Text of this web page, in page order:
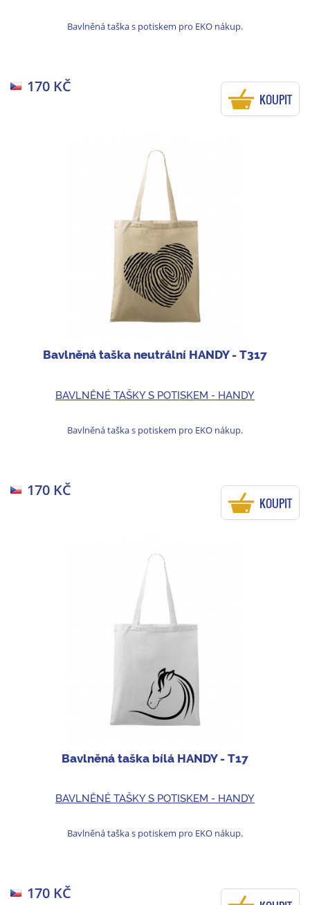
Bavlněná taška s potiskem pro EKO nákup.
170 KČ
KOUPIT
Bavlněná taška neutrální HANDY - T317
BAVLNĚNÉ TAŠKY S POTISKEM - HANDY
Bavlněná taška s potiskem pro EKO nákup.
170 KČ
KOUPIT
Bavlněná taška bílá HANDY - T17
BAVLNĚNÉ TAŠKY S POTISKEM - HANDY
Bavlněná taška s potiskem pro EKO nákup.
170 KČ